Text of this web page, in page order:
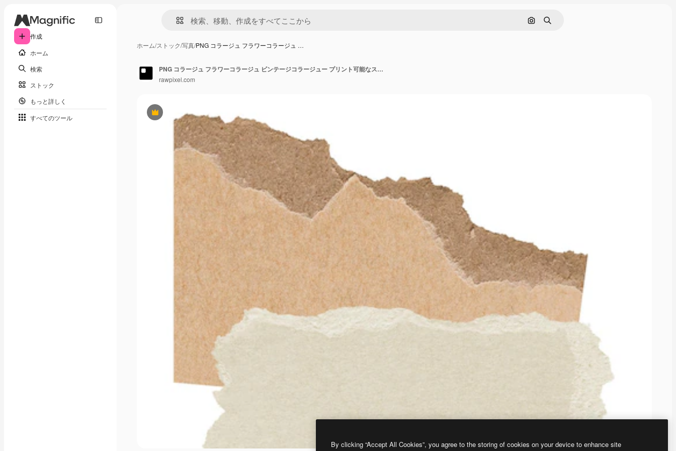
作成
ホーム
検索
ストック
もっと詳しく
すべてのツール
画像で検索
検索
ホーム/ストック/写真/PNG コラージュ フラワーコラージュ …
Premium
PNG コラージュ フラワーコラージュ ビンテージコラージュー プリント可能なスクラップブック カットアウト 紙とデジタルプランナー
rawpixel.com
By clicking “Accept All Cookies”, you agree to the storing of cookies on your device to enhance site